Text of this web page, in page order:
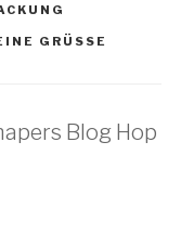
GRÜSSE
Blog Hop